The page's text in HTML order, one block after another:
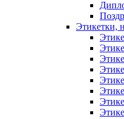
Этикетки,